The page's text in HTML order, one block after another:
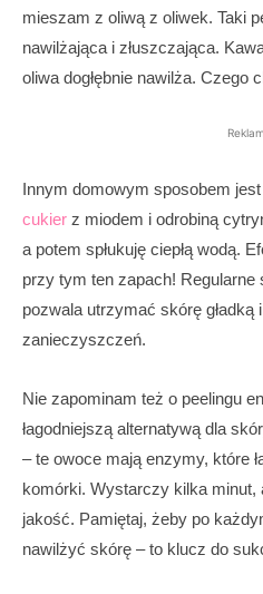
mieszam z oliwą z oliwek. Taki
nawilżająca i złuszczająca.
oliwa dogłębnie nawilża. Czego
Innym domowym sposobem
cukier z miodem i odrobiną
a potem spłukuję ciepłą wodą.
przy tym ten zapach! Regularne
pozwala utrzymać skórę gładką
zanieczyszczeń.
Nie zapominam też o peelingu
łagodniejszą alternatywą dla
– te owoce mają enzymy, które
komórki. Wystarczy kilka
jakość. Pamiętaj, żeby po
nawilżyć skórę – to klucz do